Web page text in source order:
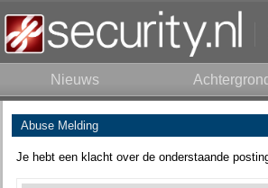
Nieuws Achtergrond
Abuse Melding
Je hebt een klacht over de onderstaande